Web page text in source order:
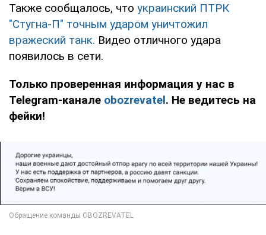
Также сообщалось, что украинский ПТРК
"Стугна-П" точным ударом уничтожил
вражеский танк. Видео отличного удара
появилось в сети.
Только проверенная информация у нас в
Telegram-канале obozrevatel. Не ведитесь на
фейки!